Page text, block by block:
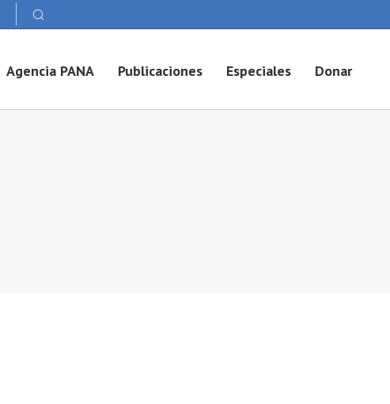
Agencia PANA Publicaciones Especiales Donar